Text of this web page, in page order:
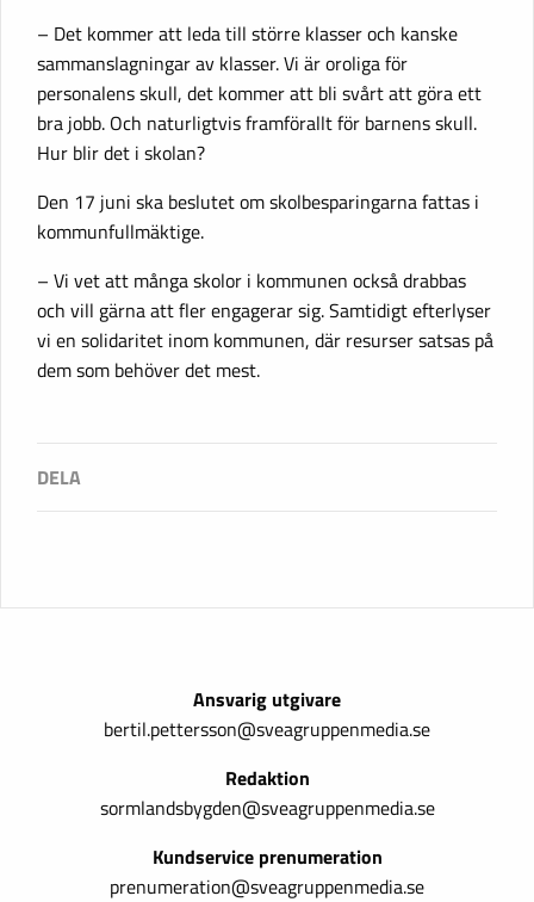
– Det kommer att leda till större klasser och kanske
sammanslagningar av klasser. Vi är oroliga för
personalens skull, det kommer att bli svårt att göra ett
bra jobb. Och naturligtvis framförallt för barnens skull.
Hur blir det i skolan?
Den 17 juni ska beslutet om skolbesparingarna fattas i
kommunfullmäktige.
– Vi vet att många skolor i kommunen också drabbas
och vill gärna att fler engagerar sig. Samtidigt efterlyser
vi en solidaritet inom kommunen, där resurser satsas på
dem som behöver det mest.
Ansvarig utgivare
bertil.pettersson@sveagruppenmedia.se
Redaktion
sormlandsbygden@sveagruppenmedia.se
Kundservice prenumeration
prenumeration@sveagruppenmedia.se